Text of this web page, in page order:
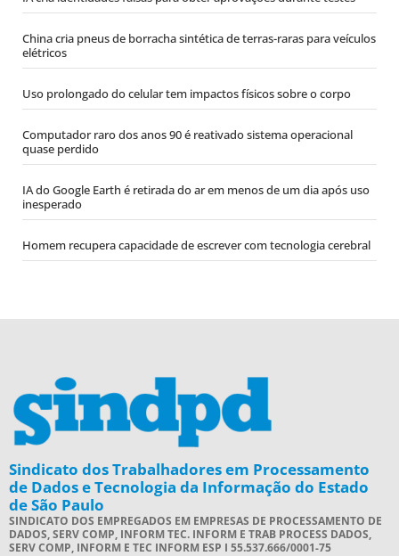
China cria pneus de borracha sintética de terras-raras para veículos
elétricos
Uso prolongado do celular tem impactos físicos sobre o corpo
Computador raro dos anos 90 é reativado sistema operacional
quase perdido
IA do Google Earth é retirada do ar em menos de um dia após uso
inesperado
Homem recupera capacidade de escrever com tecnologia cerebral
Sindicato dos Trabalhadores em Processamento
de Dados e Tecnologia da Informação do Estado
de São Paulo
SINDICATO DOS EMPREGADOS EM EMPRESAS DE PROCESSAMENTO DE
DADOS, SERV COMP, INFORM TEC. INFORM E TRAB PROCESS DADOS,
SERV COMP, INFORM E TEC INFORM ESP I 55.537.666/0001-75